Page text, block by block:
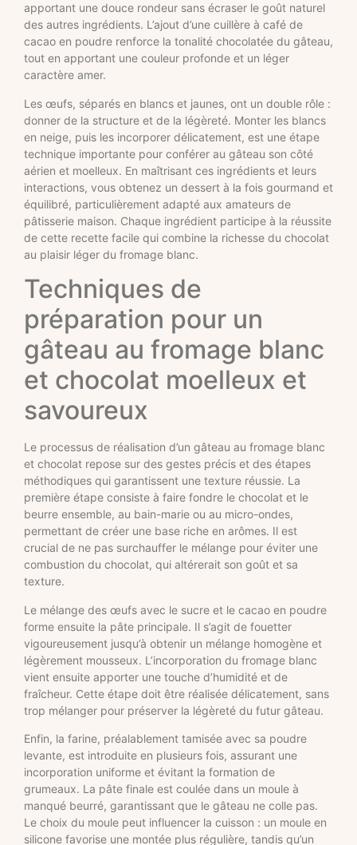
apportant une douce rondeur sans écraser le goût naturel
des autres ingrédients. L’ajout d’une cuillère à café de
cacao en poudre renforce la tonalité chocolatée du gâteau,
tout en apportant une couleur profonde et un léger
caractère amer.
Les œufs, séparés en blancs et jaunes, ont un double rôle :
donner de la structure et de la légèreté. Monter les blancs
en neige, puis les incorporer délicatement, est une étape
technique importante pour conférer au gâteau son côté
aérien et moelleux. En maîtrisant ces ingrédients et leurs
interactions, vous obtenez un dessert à la fois gourmand et
équilibré, particulièrement adapté aux amateurs de
pâtisserie maison. Chaque ingrédient participe à la réussite
de cette recette facile qui combine la richesse du chocolat
au plaisir léger du fromage blanc.
Techniques de
préparation pour un
gâteau au fromage blanc
et chocolat moelleux et
savoureux
Le processus de réalisation d’un gâteau au fromage blanc
et chocolat repose sur des gestes précis et des étapes
méthodiques qui garantissent une texture réussie. La
première étape consiste à faire fondre le chocolat et le
beurre ensemble, au bain-marie ou au micro-ondes,
permettant de créer une base riche en arômes. Il est
crucial de ne pas surchauffer le mélange pour éviter une
combustion du chocolat, qui altérerait son goût et sa
texture.
Le mélange des œufs avec le sucre et le cacao en poudre
forme ensuite la pâte principale. Il s’agit de fouetter
vigoureusement jusqu’à obtenir un mélange homogène et
légèrement mousseux. L’incorporation du fromage blanc
vient ensuite apporter une touche d’humidité et de
fraîcheur. Cette étape doit être réalisée délicatement, sans
trop mélanger pour préserver la légèreté du futur gâteau.
Enfin, la farine, préalablement tamisée avec sa poudre
levante, est introduite en plusieurs fois, assurant une
incorporation uniforme et évitant la formation de
grumeaux. La pâte finale est coulée dans un moule à
manqué beurré, garantissant que le gâteau ne colle pas.
Le choix du moule peut influencer la cuisson : un moule en
silicone favorise une montée plus régulière, tandis qu’un